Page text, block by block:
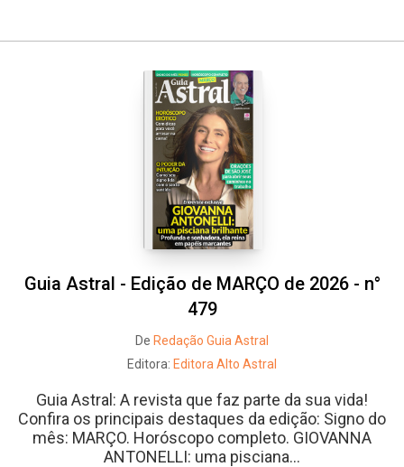
Guia Astral - Edição de MARÇO de 2026 - n°
479
De Redação Guia Astral
Editora: Editora Alto Astral
Guia Astral: A revista que faz parte da sua vida!
Confira os principais destaques da edição: Signo do
mês: MARÇO. Horóscopo completo. GIOVANNA
ANTONELLI: uma pisciana...
Facebook Twitter